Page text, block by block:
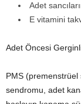
Adet
E vitamini
Adet Öncesi
PMS (premenstrüel
sendromu, adet